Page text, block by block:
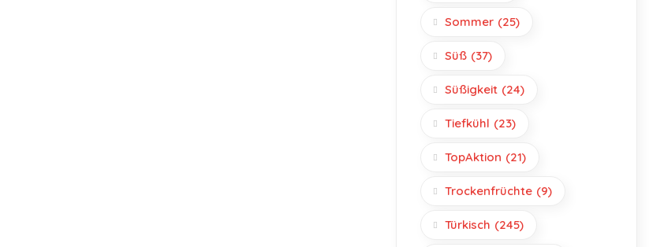
Sommer (25)
Süß (37)
Süßigkeit (24)
Tiefkühl (23)
TopAktion (21)
Trockenfrüchte (9)
Türkisch (245)